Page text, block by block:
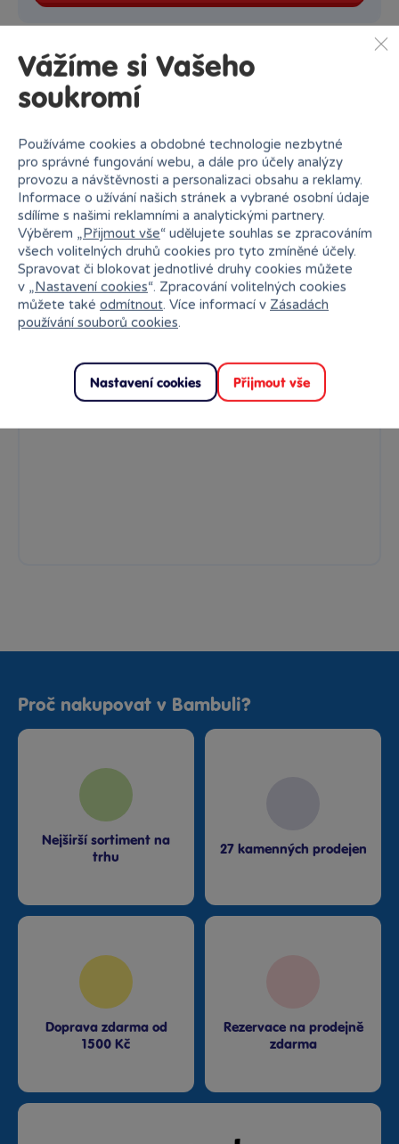
Proč nakupovat v Bambuli?
Nejširší sortiment na
trhu
27 kamenných prodejen
Doprava zdarma od
1500 Kč
Rezervace na prodejně
zdarma
Vážíme si Vašeho
soukromí
Používáme cookies a obdobné technologie nezbytné
pro správné fungování webu, a dále pro účely analýzy
provozu a návštěvnosti a personalizaci obsahu a reklamy.
Informace o užívání našich stránek a vybrané osobní údaje
sdílíme s našimi reklamními a analytickými partnery.
Výběrem „Přijmout vše“ udělujete souhlas se zpracováním
všech volitelných druhů cookies pro tyto zmíněné účely.
Spravovat či blokovat jednotlivé druhy cookies můžete
v „Nastavení cookies“. Zpracování volitelných cookies
můžete také odmítnout. Více informací v Zásadách
používání souborů cookies.
Nastavení cookies Přijmout vše